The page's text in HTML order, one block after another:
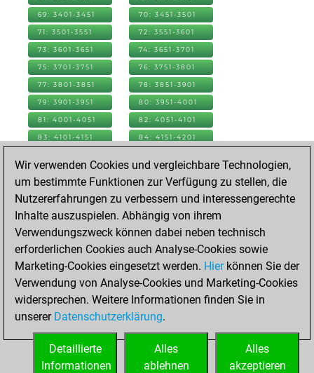
69: 3401-3451 70: 3451-3501
71: 3501-3551 72: 3551-3601
73: 3601-3651 74: 3651-3701
75: 3701-3751 76: 3751-3801
77: 3801-3851 78: 3851-3901
79: 3901-3951 80: 3951-4001
81: 4001-4051 82: 4051-4101
83: 4101-4151 84: 4151-4201
88: 4351-4401
90: 4451-4501
91: 4501-4551
97: 4801-4851 98: 4851-4901
99: 4901-4951 100: 4951-5001
101: 5001-5051 102: 5051-5101
103: 5101-5151 104: 5151-5201
107: 5301-5323
Wir verwenden Cookies und vergleichbare Technologien,
um bestimmte Funktionen zur Verfügung zu stellen, die
Nutzererfahrungen zu verbessern und interessengerechte
Inhalte auszuspielen. Abhängig von ihrem
Verwendungszweck können dabei neben technisch
erforderlichen Cookies auch Analyse-Cookies sowie
Marketing-Cookies eingesetzt werden. Hierkönnen Sie der
Verwendung von Analyse-Cookies und Marketing-Cookies
widersprechen. Weitere Informationen finden Sie in
unserer Datenschutzerklärung.
Alles
akzeptieren
Alles
ablehnen
Detaillierte
Informationen